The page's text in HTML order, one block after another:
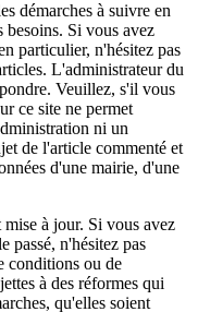
démarches à suivre en
Si vous avez
particulier, n'hésitez pas
L'administrateur du
Veuillez, s'il vous
ce site ne permet
ni un
de l'article commenté et
d'une mairie, d'une
à jour. Si vous avez
passé, n'hésitez pas
conditions ou de
à des réformes qui
qu'elles soient